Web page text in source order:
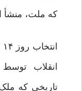
که ملت، منشأ
انقلاب